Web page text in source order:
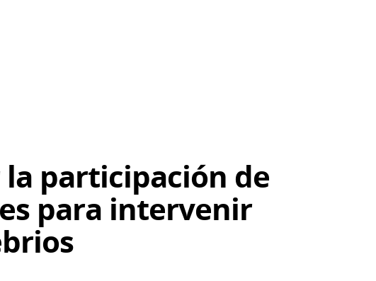
la participación de
para intervenir